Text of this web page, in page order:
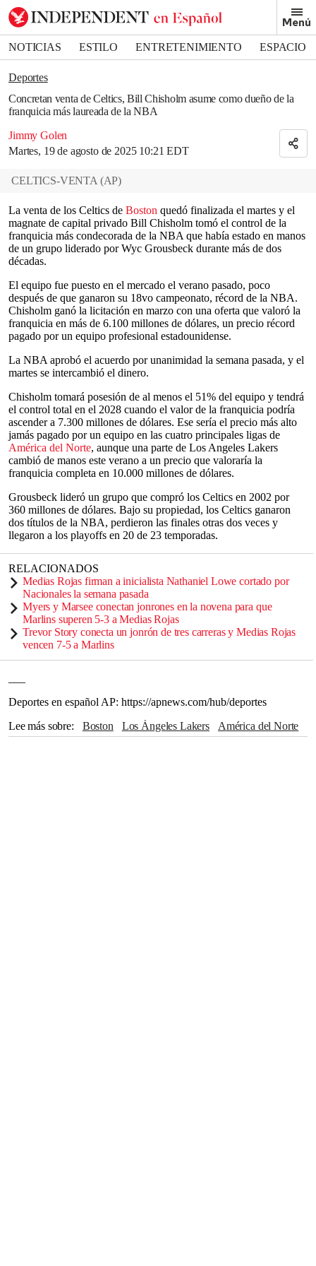
Menú
NOTICIAS ESTILO ENTRETENIMIENTO
ESPACIO
DEPORTES
Deportes
Concretan venta de Celtics, Bill Chisholm asume como dueño de la
franquicia más laureada de la NBA
Jimmy Golen
Martes, 19 de agosto de 2025 10:21 EDT
Bookmark popover
Removed from bookmarks
Close popover
CELTICS-VENTA (AP)
La venta de los Celtics de Boston quedó finalizada el martes y el
magnate de capital privado Bill Chisholm tomó el control de la
franquicia más condecorada de la NBA que había estado en manos
de un grupo liderado por Wyc Grousbeck durante más de dos
décadas.
El equipo fue puesto en el mercado el verano pasado, poco
después de que ganaron su 18vo campeonato, récord de la NBA.
Chisholm ganó la licitación en marzo con una oferta que valoró la
franquicia en más de 6.100 millones de dólares, un precio récord
pagado por un equipo profesional estadounidense.
La NBA aprobó el acuerdo por unanimidad la semana pasada, y el
martes se intercambió el dinero.
Chisholm tomará posesión de al menos el 51% del equipo y tendrá
el control total en el 2028 cuando el valor de la franquicia podría
ascender a 7.300 millones de dólares. Ese sería el precio más alto
jamás pagado por un equipo en las cuatro principales ligas de
América del Norte, aunque una parte de Los Angeles Lakers
cambió de manos este verano a un precio que valoraría la
franquicia completa en 10.000 millones de dólares.
Grousbeck lideró un grupo que compró los Celtics en 2002 por
360 millones de dólares. Bajo su propiedad, los Celtics ganaron
dos títulos de la NBA, perdieron las finales otras dos veces y
llegaron a los playoffs en 20 de 23 temporadas.
RELACIONADOS
Medias Rojas firman a inicialista Nathaniel Lowe cortado por
Nacionales la semana pasada
Myers y Marsee conectan jonrones en la novena para que
Marlins superen 5-3 a Medias Rojas
Trevor Story conecta un jonrón de tres carreras y Medias Rojas
vencen 7-5 a Marlins
Deportes en español AP: https://apnews.com/hub/deportes
Lee más sobre
Boston Los Ángeles Lakers América del Norte